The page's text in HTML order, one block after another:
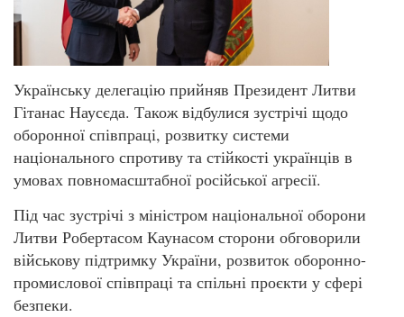
Українську делегацію прийняв Президент Литви
Гітанас Наусєда. Також відбулися зустрічі щодо
оборонної співпраці, розвитку системи
національного спротиву та стійкості українців в
умовах повномасштабної російської агресії.
Під час зустрічі з міністром національної оборони
Литви Робертасом Каунасом сторони обговорили
військову підтримку України, розвиток оборонно-
промислової співпраці та спільні проєкти у сфері
безпеки.